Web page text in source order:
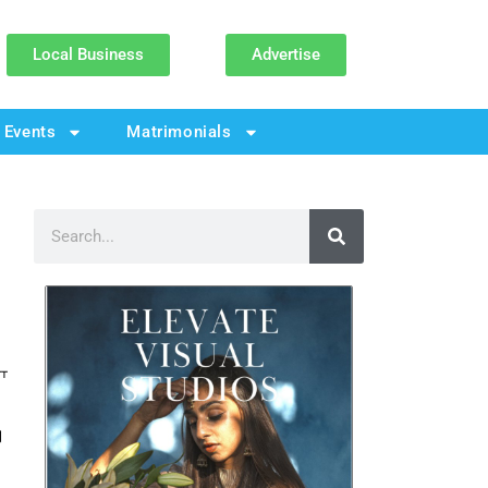
Local Business Advertise
Events Matrimonials